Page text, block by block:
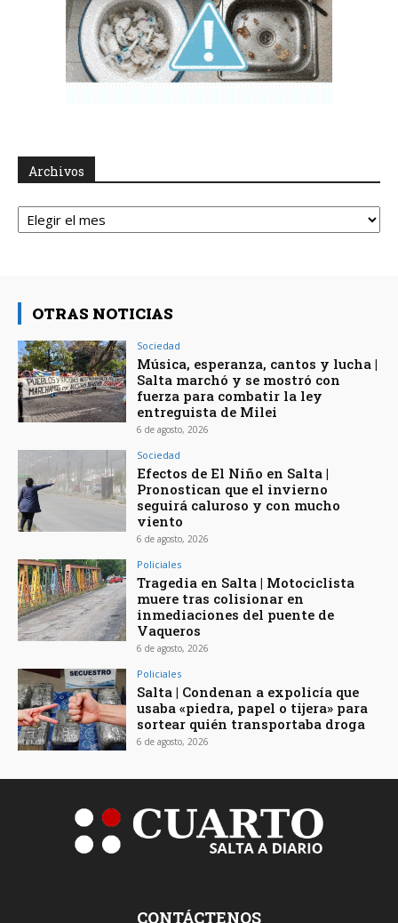
Archivos
Archivos
OTRAS NOTICIAS
Sociedad
Música, esperanza, cantos y lucha |
Salta marchó y se mostró con
fuerza para combatir la ley
entreguista de Milei
6 de agosto, 2026
Sociedad
Efectos de El Niño en Salta |
Pronostican que el invierno
seguirá caluroso y con mucho
viento
6 de agosto, 2026
Policiales
Tragedia en Salta | Motociclista
muere tras colisionar en
inmediaciones del puente de
Vaqueros
6 de agosto, 2026
Policiales
Salta | Condenan a expolicía que
usaba «piedra, papel o tijera» para
sortear quién transportaba droga
6 de agosto, 2026
CONTÁCTENOS